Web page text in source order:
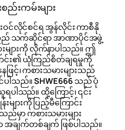
ည်းကမ်းများ
င်လိုင်စင်ရ အွန်လိုင်း ကာစီနို
ည် သက်ဆိုင်ရာ အာဏာပိုင်အဖွဲ့
းများကို လိုက်နာပါသည်။ ဤ
း၏ ယုံကြည်စိတ်ချရမှုကို
ြင့်၊ ကစားသမားများသည်
ပါသည်။SHWE666သည် ပုံ
ရပါသည်။ ထို့ကြောင့်၊ ၎င်း
ားကို ပြည့်မီကြောင်း
မှာ ကစားသမားများ
ချက်တစ်ချက် ဖြစ်ပါသည်။